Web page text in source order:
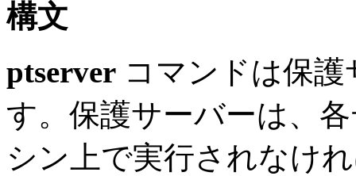
構文
ptserver コマンドは保
す。保護サーバーは、
シン上で実行されなけ